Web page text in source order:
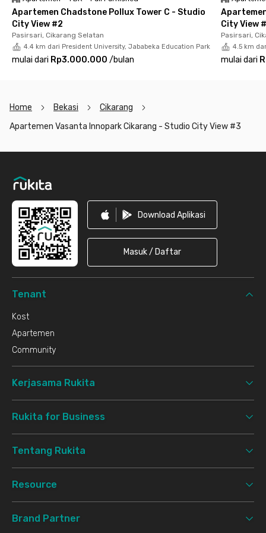
dari kolam renang, jacuzzi, gym, jogging track, musholla, hingga
lobby yang nyaman.
Di area apartemen juga tersedia minimarket dan coffee shop,
sehingga kebutuhan harian dan tempat bersantai bisa kamu
temukan tanpa perlu jauh-jauh keluar. Unitnya pun fully
efisien.
Apartemen Chadstone Pollux Tower C - Studio
City View #2
Pasirsari, Cikarang Selatan
4.4 km dari President University, Jababeka Education Park
mulai dari Rp3.000.000 /bulan
City View
Pasirsari,
4.5 km
mulai dari
Home Bekasi
Cikarang
Apartemen Vasanta Innopark Cikarang - Studio City View #3
Download Aplikasi
Masuk / Daftar
Tenant
Kost
Apartemen
Community
Kerjasama Rukita
Rukita for Business
Tentang Rukita
Resource
Brand Partner